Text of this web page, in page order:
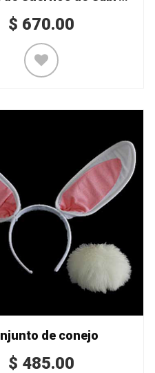
$ 670.00
de conejo
$ 485.00